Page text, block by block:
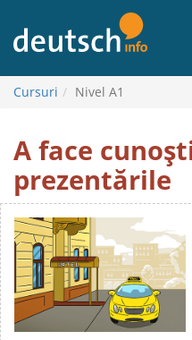
conținut
Cursuri Nivel A1
Nivel
A1
A face
prezentările